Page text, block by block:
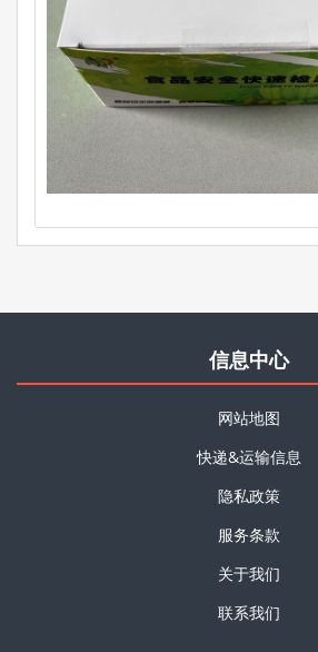
信息中心
网站地图
快递&运输信息
隐私政策
服务条款
关于我们
联系我们